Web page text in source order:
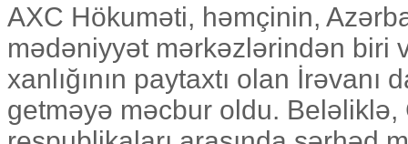
AXC Hökuməti, həmçinin,
mədəniyyət mərkəzlərindən biri
xanlığının paytaxtı olan
getməyə məcbur oldu. Beləliklə,